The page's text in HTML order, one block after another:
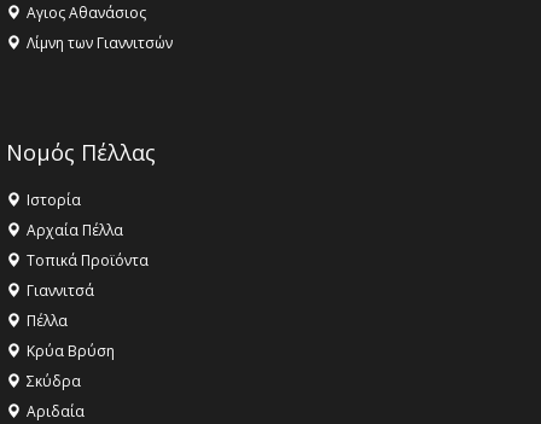
Αγιος Αθανάσιος
Λίμνη των Γιαννιτσών
Νομός Πέλλας
Ιστορία
Αρχαία Πέλλα
Τοπικά Προϊόντα
Γιαννιτσά
Πέλλα
Κρύα Βρύση
Σκύδρα
Αριδαία